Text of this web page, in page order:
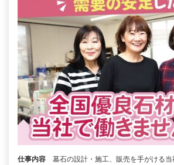
仕事内容
墓石の設計・施工、販売を手がける